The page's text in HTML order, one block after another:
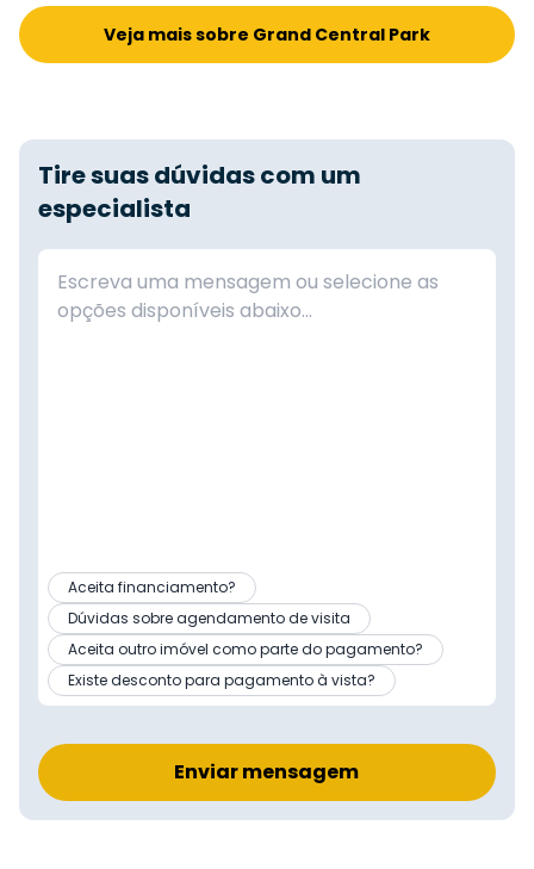
Veja mais sobre Grand Central Park
Tire suas dúvidas com um
especialista
Aceita financiamento?
Dúvidas sobre agendamento de visita
Aceita outro imóvel como parte do pagamento?
Existe desconto para pagamento à vista?
Enviar mensagem